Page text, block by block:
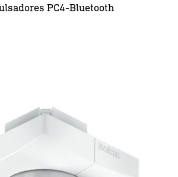
PC4-Bluetooth